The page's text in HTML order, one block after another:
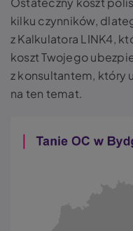
kilku czynników,
z Kalkulatora LINK4,
koszt Twojego
z konsultantem, który
na ten temat.